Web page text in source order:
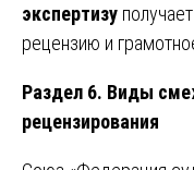
экспертизу
рецензию и
Раздел 6. Виды
рецензирования